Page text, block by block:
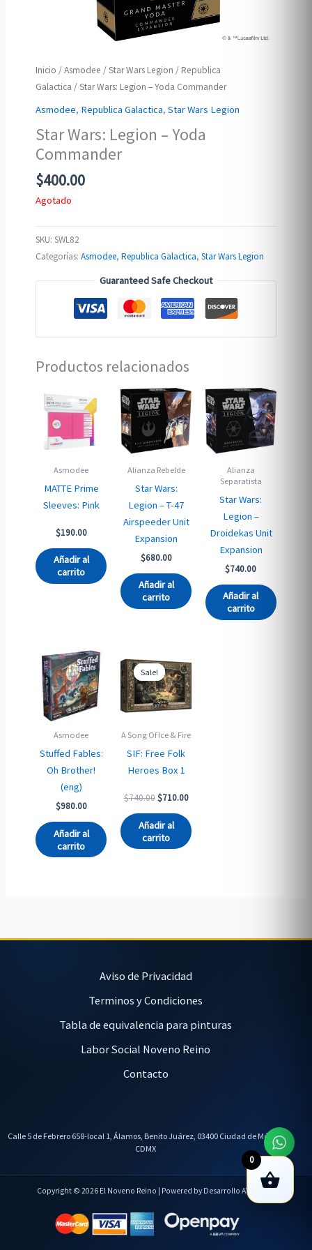
Inicio /Asmodee /Star Wars Legion / Republica
Galactica / Star Wars: Legion – Yoda Commander
Asmodee, Republica Galactica,Star Wars Legion
Star Wars: Legion – Yoda
Commander
$400.00
Agotado
SKU:SWL82
Categorías:Asmodee,Republica Galactica,Star Wars Legion
Guaranteed Safe Checkout
Productos relacionados
Asmodee
MATTE Prime
Sleeves: Pink
$190.00
Añadir al
carrito
Alianza Rebelde
Star Wars:
Legion – T-47
Airspeeder Unit
Expansion
$680.00
Añadir al
carrito
Alianza
Separatista
Star Wars:
Legion –
Droidekas Unit
Expansion
$740.00
Añadir al
carrito
Asmodee
Stuffed Fables:
Oh Brother!
(eng)
$980.00
Añadir al
carrito
Sale!
Sale!
A Song Of Ice & Fire
SIF: Free Folk
Heroes Box 1
$740.00 Original
was:
$740.00.
$710.00Current
is:
$710.00.
Añadir al
carrito
Aviso de Privacidad
Terminos y Condiciones
Tabla de equivalencia para pinturas
Labor Social Noveno Reino
Contacto
Calle 5 de Febrero 658-local 1, Álamos, Benito Juárez, 03400 Ciudad de México,
CDMX
Copyright © 2026 El Noveno Reino | Powered by Desarrollo AVL
0